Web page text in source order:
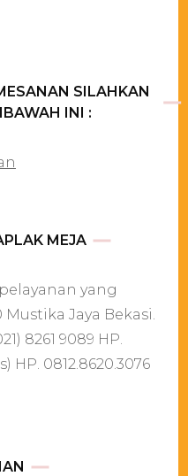
SILAHKAN
INI :
MEJA
yang
Mustika Jaya Bekasi.
8261 9089 HP.
HP. 0812.8620.3076